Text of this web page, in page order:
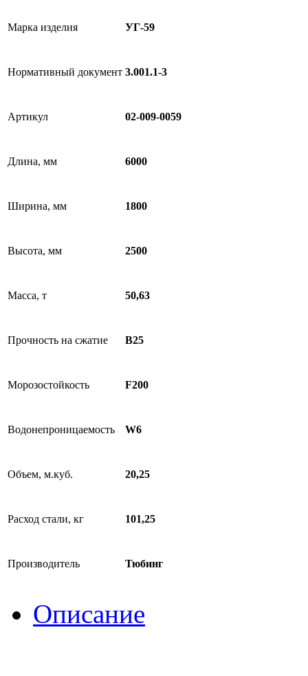
Марка изделия УГ-59
Нормативный документ 3.001.1-3
Артикул 02-009-0059
Длина, мм 6000
Ширина, мм 1800
Высота, мм 2500
Масса, т 50,63
Прочность на сжатие B25
Морозостойкость F200
Водонепроницаемость W6
Объем, м.куб. 20,25
Расход стали, кг 101,25
Производитель Тюбинг
Описание